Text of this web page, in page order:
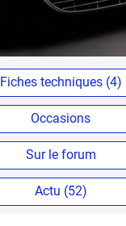
Fiches techniques (4)
Occasions
Sur le forum
Actu (52)